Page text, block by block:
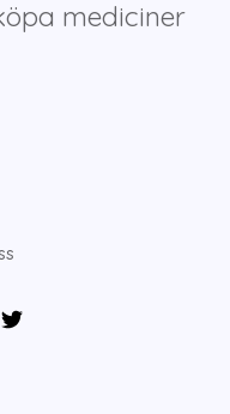
mediciner